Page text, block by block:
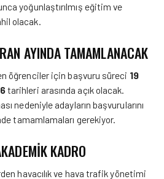
yoğunlaştırılmış eğitim ve
olacak.
AYINDA TAMAMLANACAK
öğrenciler için başvuru süreci 19
tarihleri arasında açık olacak.
nedeniyle adayların başvurularını
tamamlamaları gerekiyor.
KADRO
havacılık ve hava trafik yönetimi